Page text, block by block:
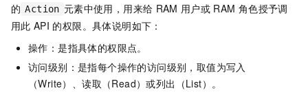
的 Action 元素中使用，用来给 RAM 用户或 RAM 角色授予调
用此 API 的权限。具体说明如下：
操作：是指具体的权限点。
访问级别：是指每个操作的访问级别，取值为写入
（Write）、读取（Read）或列出（List）。